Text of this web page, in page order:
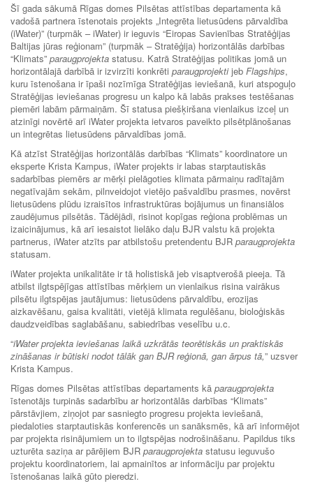
Šī gada sākumā Rīgas domes Pilsētas attīstības departamenta kā
vadošā partnera īstenotais projekts „Integrēta lietusūdens pārvaldība
(iWater)” (turpmāk – iWater) ir ieguvis “Eiropas Savienības Stratēģijas
Baltijas jūras reģionam” (turpmāk – Stratēģija) horizontālās darbības
“Klimats” paraugprojekta statusu. Katrā Stratēģijas politikas jomā un
horizontālajā darbībā ir izvirzīti konkrēti paraugprojektijeb Flagships,
kuru īstenošana ir īpaši nozīmīga Stratēģijas ieviešanā, kuri atspoguļo
Stratēģijas ieviešanas progresu un kalpo kā labās prakses testēšanas
piemēri labām pārmaiņām. Šī statusa piešķiršana vienlaikus izceļ un
atzinīgi novērtē arī iWater projekta ietvaros paveikto pilsētplānošanas
un integrētas lietusūdens pārvaldības jomā.
Kā atzīst Stratēģijas horizontālās darbības “Klimats” koordinatore un
eksperte Krista Kampus, iWater projekts ir labas starptautiskās
sadarbības piemērs ar mērķi pielāgoties klimata pārmaiņu radītajām
negatīvajām sekām, pilnveidojot vietējo pašvaldību prasmes, novērst
lietusūdens plūdu izraisītos infrastruktūras bojājumus un finansiālos
zaudējumus pilsētās. Tādējādi, risinot kopīgas reģiona problēmas un
izaicinājumus, kā arī iesaistot lielāko daļu BJR valstu kā projekta
partnerus, iWater atzīts par atbilstošu pretendentu BJR paraugprojekta
statusam.
iWater projekta unikalitāte ir tā holistiskā jeb visaptverošā pieeja. Tā
atbilst ilgtspējīgas attīstības mērķiem un vienlaikus risina vairākus
pilsētu ilgtspējas jautājumus: lietusūdens pārvaldību, erozijas
aizkavēšanu, gaisa kvalitāti, vietējā klimata regulēšanu, bioloģiskās
daudzveidības saglabāšanu, sabiedrības veselību u.c.
“iWater projekta ieviešanas laikā uzkrātās teorētiskās un praktiskās
zināšanas ir būtiski nodot tālāk gan BJR reģionā, gan ārpus tā,” uzsver
Krista Kampus.
Rīgas domes Pilsētas attīstības departaments kā paraugprojekta
īstenotājs turpinās sadarbību ar horizontālās darbības “Klimats”
pārstāvjiem, ziņojot par sasniegto progresu projekta ieviešanā,
piedaloties starptautiskās konferencēs un sanāksmēs, kā arī informējot
par projekta risinājumiem un to ilgtspējas nodrošināšanu. Papildus tiks
uzturēta saziņa ar pārējiem BJR paraugprojekta statusu ieguvušo
projektu koordinatoriem, lai apmainītos ar informāciju par projektu
īstenošanas laikā gūto pieredzi.